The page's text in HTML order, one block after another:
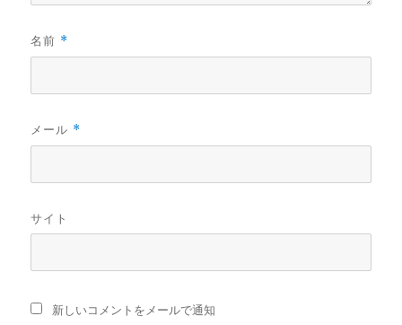
名前 *
メール *
サイト
新しいコメントをメールで通知